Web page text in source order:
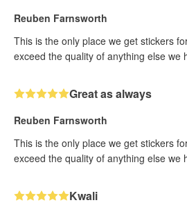
Reuben Farnsworth
This is the only place we get stickers
exceed the quality of anything else we
Great as always
Reuben Farnsworth
This is the only place we get stickers
exceed the quality of anything else we
Kwali